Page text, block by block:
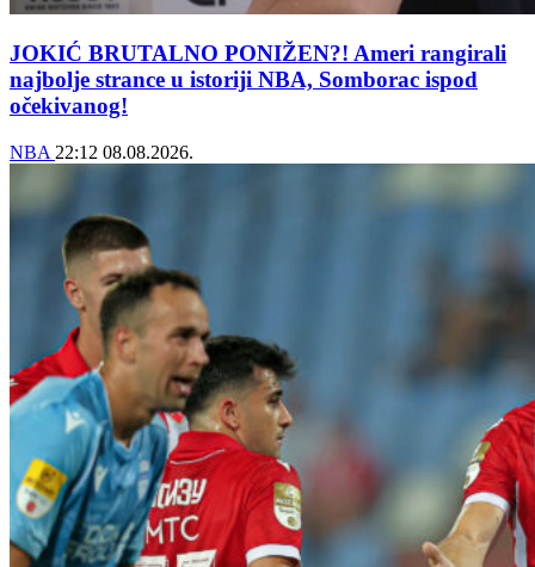
JOKIĆ BRUTALNO PONIŽEN?! Ameri rangirali
najbolje strance u istoriji NBA, Somborac ispod
očekivanog!
NBA 22:12 08.08.2026.